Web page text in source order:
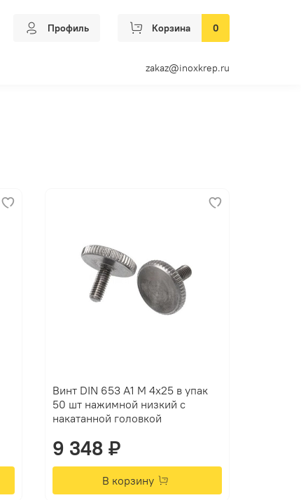
Профиль Корзина 0
zakaz@inoxkrep.ru
Винт DIN 653 А1 M 4х25 в упак
50 шт нажимной низкий с
накатанной головкой
9 348 ₽
В корзину